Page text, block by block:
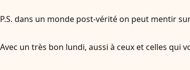
P.S. dans un monde post-vérité on peut mentir
Avec un très bon lundi, aussi à ceux et celles qui